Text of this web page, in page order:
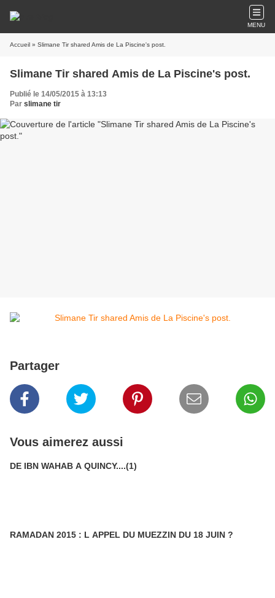
MENU
Accueil » Slimane Tir shared Amis de La Piscine's post.
Slimane Tir shared Amis de La Piscine's post.
Publié le 14/05/2015 à 13:13
Par slimane tir
Partager
Vous aimerez aussi
DE IBN WAHAB A QUINCY....(1)
RAMADAN 2015 : L APPEL DU MUEZZIN DU 18 JUIN ?